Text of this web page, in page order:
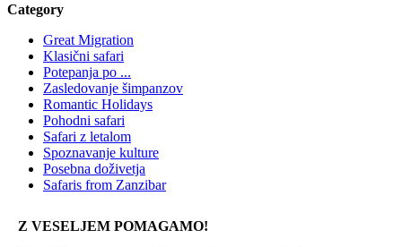
Category
Great Migration
Klasični safari
Potepanja po ...
Zasledovanje šimpanzov
Romantic Holidays
Pohodni safari
Safari z letalom
Spoznavanje kulture
Posebna doživetja
Safaris from Zanzibar
Z VESELJEM POMAGAMO!